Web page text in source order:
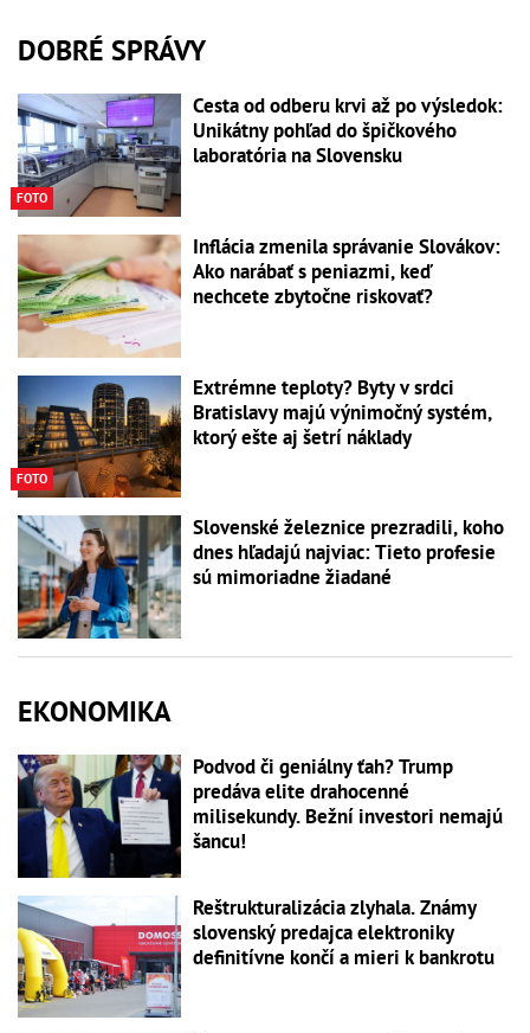
DOBRÉ SPRÁVY
FOTO
Cesta od odberu krvi až po výsledok:
Unikátny pohľad do špičkového
laboratória na Slovensku
Inflácia zmenila správanie Slovákov:
Ako narábať s peniazmi, keď
nechcete zbytočne riskovať?
FOTO
Extrémne teploty? Byty v srdci
Bratislavy majú výnimočný systém,
ktorý ešte aj šetrí náklady
Slovenské železnice prezradili, koho
dnes hľadajú najviac: Tieto profesie
sú mimoriadne žiadané
EKONOMIKA
Podvod či geniálny ťah? Trump
predáva elite drahocenné
milisekundy. Bežní investori nemajú
šancu!
Reštrukturalizácia zlyhala. Známy
slovenský predajca elektroniky
definitívne končí a mieri k bankrotu